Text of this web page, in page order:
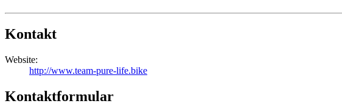
Kontakt
Website:
http://www.team-pure-life.bike
Kontaktformular